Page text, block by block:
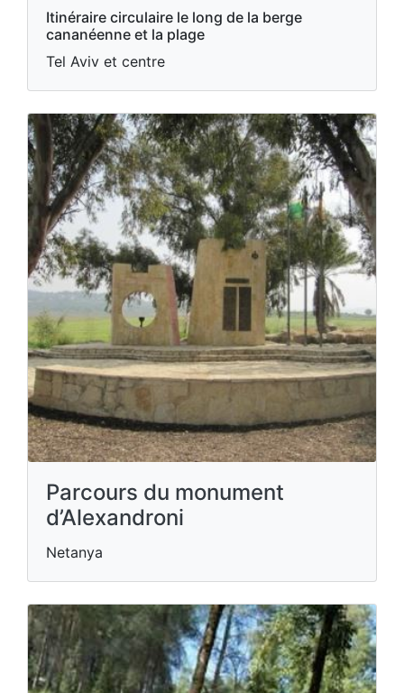
Itinéraire circulaire le long de la berge
cananéenne et la plage
Tel Aviv et centre
Parcours du monument
d’Alexandroni
Netanya